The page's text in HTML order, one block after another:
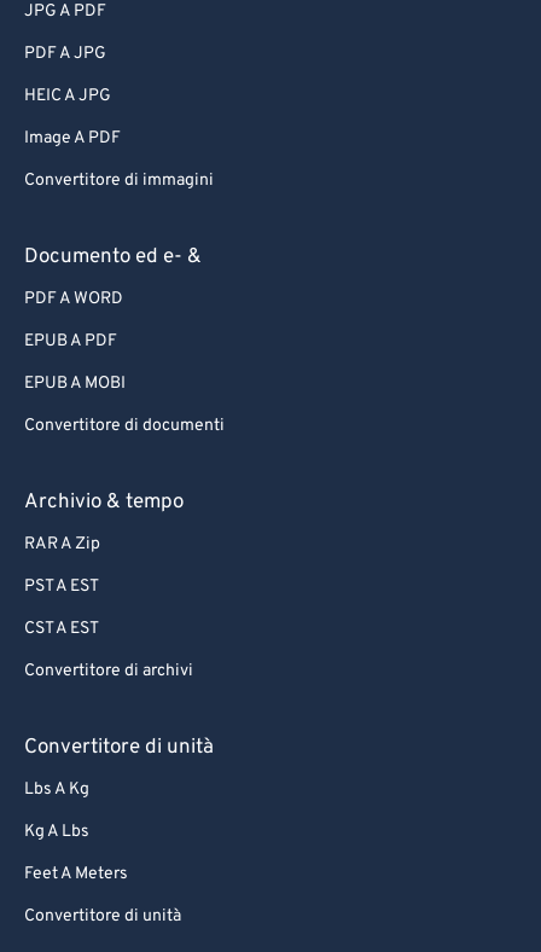
JPG A PDF
PDF A JPG
HEIC A JPG
Image A PDF
Convertitore di immagini
Documento ed e- &
PDF A WORD
EPUB A PDF
EPUB A MOBI
Convertitore di documenti
Archivio & tempo
RAR A Zip
PST A EST
CST A EST
Convertitore di archivi
Convertitore di unità
Lbs A Kg
Kg A Lbs
Feet A Meters
Convertitore di unità